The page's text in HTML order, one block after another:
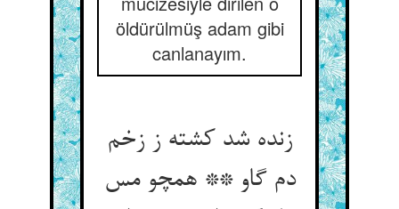
öldürülmüş adam gibi
canlanayım.
زنده شد کشته ز زخم
دم گاو ** همچو مس